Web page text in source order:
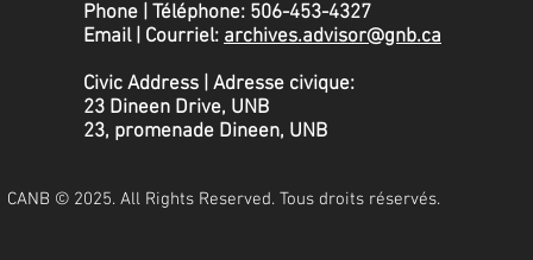
Phone | Téléphone: 506-453-4327
Email | Courriel: archives.advisor@gnb.ca
Civic Address | Adresse civique:
23 Dineen Drive, UNB
23, promenade Dineen, UNB
CANB © 2025. All Rights Reserved. Tous droits réservés.